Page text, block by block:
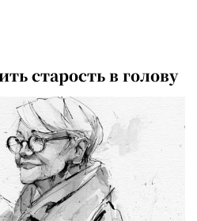
старость в голову